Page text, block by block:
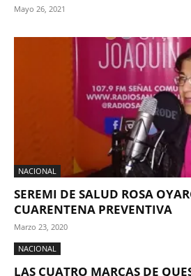
Mayo 26, 2021
NACIONAL
SEREMI DE SALUD ROSA
CUARENTENA PREVENTIVA
Marzo 23, 2020
NACIONAL
LAS CUATRO MARCAS DE